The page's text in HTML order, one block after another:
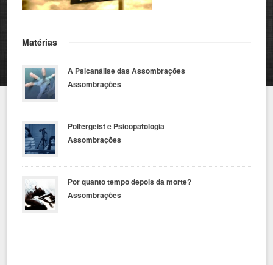
Matérias
A Psicanálise das Assombrações
Assombrações
Poltergeist e Psicopatologia
Assombrações
Por quanto tempo depois da morte?
Assombrações